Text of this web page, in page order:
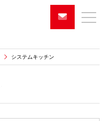
システムキッチン